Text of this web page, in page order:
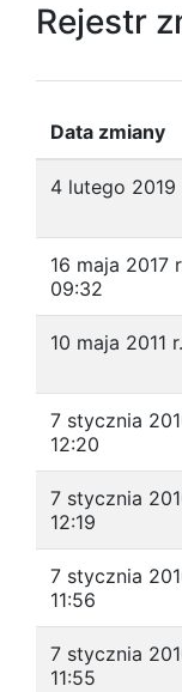
Rejestr
Data zmiany
4 lutego 2019
16 maja 2017
09:32
10 maja 2011
7 stycznia
12:20
7 stycznia
12:19
7 stycznia
11:56
7 stycznia
11:55